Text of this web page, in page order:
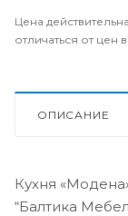
Цена
отличаться от цен
ОПИСАНИЕ
Кухня
“Балтика